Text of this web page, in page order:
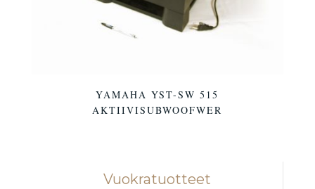
YAMAHA YST-SW 515
AKTIIVISUBWOOFWER
Vuokratuotteet